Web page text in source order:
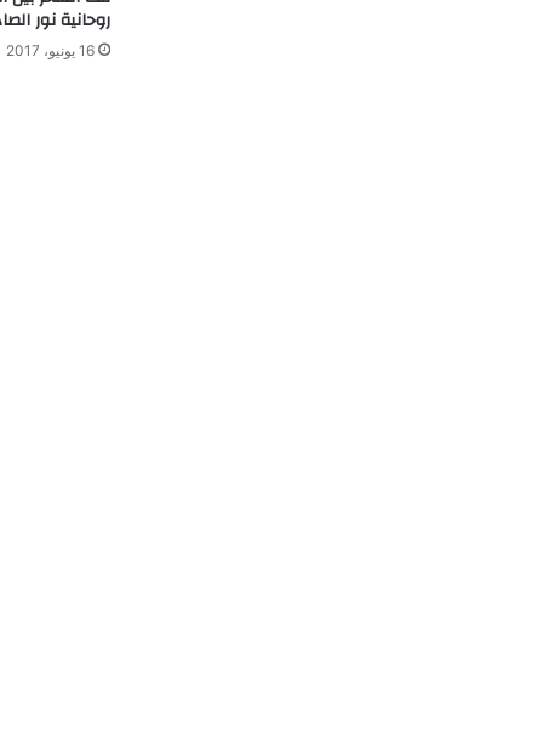
روحانية نور الصادقة
16 يونيو، 2017